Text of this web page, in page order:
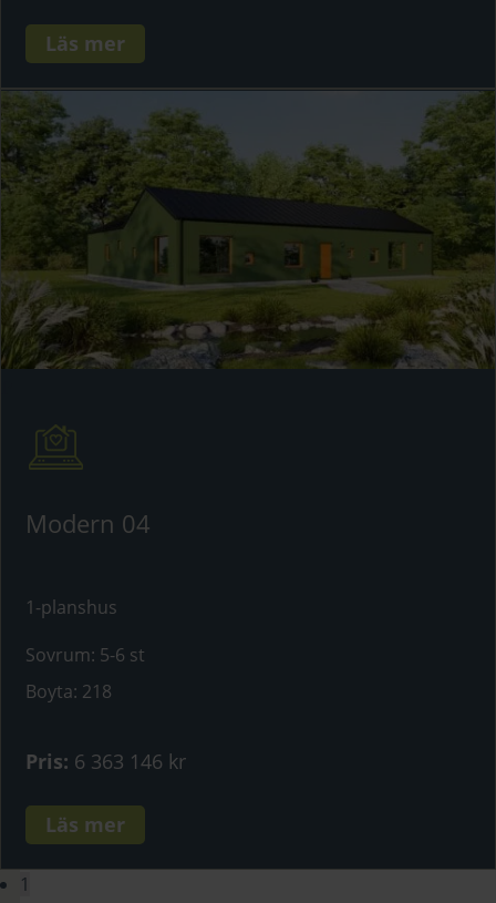
Läs mer
Modern 04
1-planshus
Sovrum: 5-6 st
Boyta: 218
Pris: 6 363 146 kr
Läs mer
1